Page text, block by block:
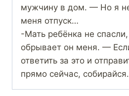
мужчину в дом. — Но я
меня отпуск…
-Мать ребёнка не
обрывает он меня. —
ответить за это и
прямо сейчас,